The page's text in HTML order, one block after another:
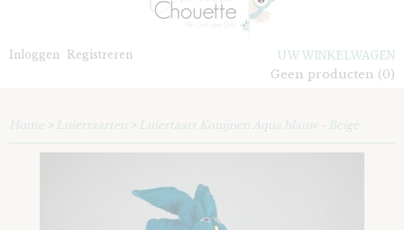
Inloggen Registreren
UW WINKELWAGEN
Geen producten (0)
Home > Luiertaarten > Luiertaart Konijnen Aqua blauw - Beige